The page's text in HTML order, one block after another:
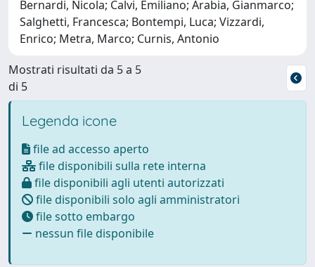
Bernardi, Nicola; Calvi, Emiliano; Arabia, Gianmarco;
Salghetti, Francesca; Bontempi, Luca; Vizzardi,
Enrico; Metra, Marco; Curnis, Antonio
Mostrati risultati da 5 a 5
di 5
Legenda icone
file ad accesso aperto
file disponibili sulla rete interna
file disponibili agli utenti autorizzati
file disponibili solo agli amministratori
file sotto embargo
nessun file disponibile